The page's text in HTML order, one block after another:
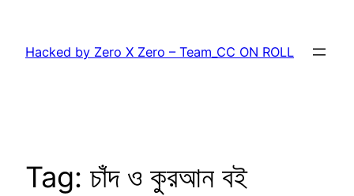
content
Hacked by Zero X Zero – Team_CC ON ROLL
Tag: চাঁদ ও কুরআন বই